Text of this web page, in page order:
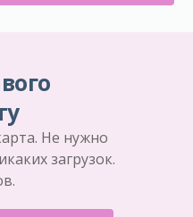
Не нужно
загрузок.